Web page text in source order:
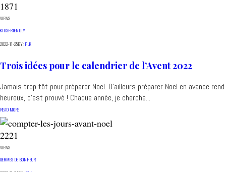
1871
VIEWS
KIDSFRIENDLY
2022-11-25BY: PLK
Trois idées pour le calendrier de l’Avent 2022
Jamais trop tôt pour préparer Noël. D'ailleurs préparer Noël en avance rend
heureux, c'est prouvé ! Chaque année, je cherche...
READ MORE
2221
VIEWS
GERMES DE BONHEUR